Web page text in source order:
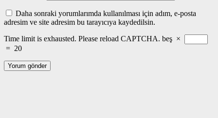
Daha sonraki yorumlarımda kullanılması için adım, e-posta
adresim ve site adresim bu tarayıcıya kaydedilsin.
Time limit is exhausted. Please reload CAPTCHA. beş ×
= 20